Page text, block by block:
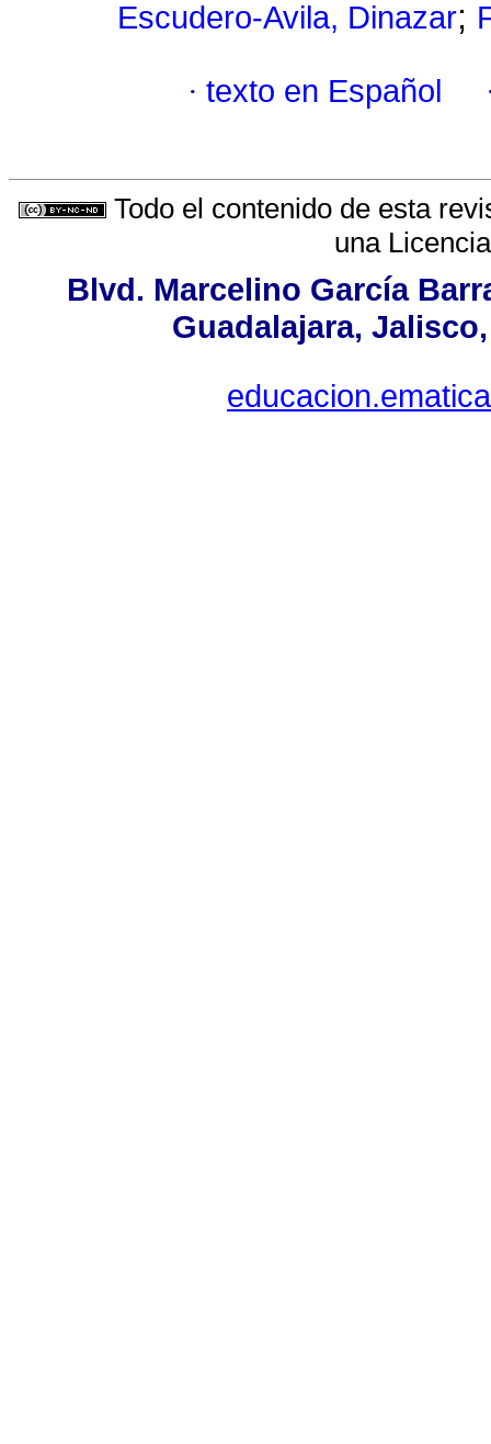
Escudero-Avila, Dinazar;
· texto en Español
Todo el contenido de esta
una
Blvd. Marcelino García
Guadalajara, Jalisco,